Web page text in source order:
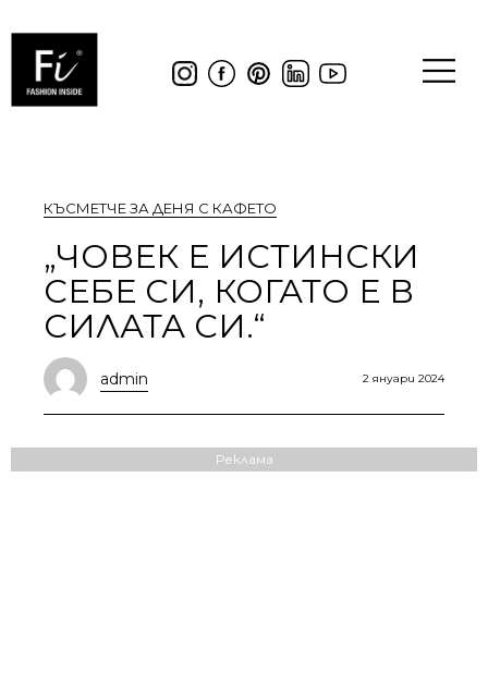
КЪСМЕТЧЕ ЗА ДЕНЯ С КАФЕТО
„ЧОВЕК Е ИСТИНСКИ
СЕБЕ СИ, КОГАТО Е В
СИЛАТА СИ.“
admin 2 януари 2024
Реклама